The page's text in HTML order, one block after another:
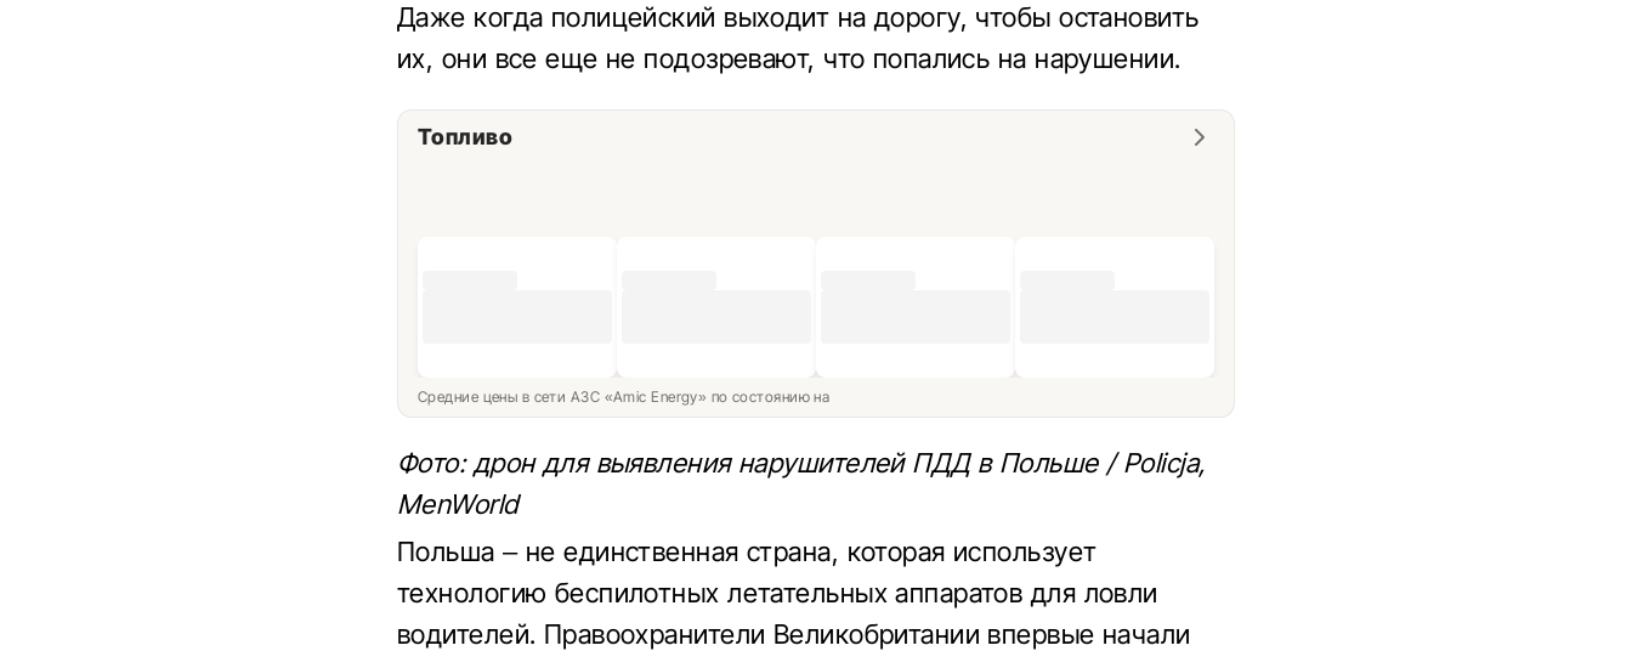
Даже когда полицейский выходит на дорогу, чтобы остановить
их, они все еще не подозревают, что попались на нарушении.
Топливо
Средние цены в сети АЗС «Amic Energy» по состоянию на
Фото: дрон для выявления нарушителей ПДД в Польше / Policja,
MenWorld
Польша – не единственная страна, которая использует
технологию беспилотных летательных аппаратов для ловли
водителей. Правоохранители Великобритании впервые начали